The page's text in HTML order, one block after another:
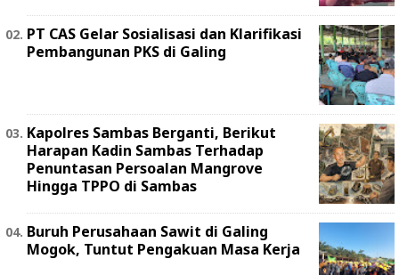
PT CAS Gelar Sosialisasi dan Klarifikasi
Pembangunan PKS di Galing
Kapolres Sambas Berganti, Berikut
Harapan Kadin Sambas Terhadap
Penuntasan Persoalan Mangrove
Hingga TPPO di Sambas
Buruh Perusahaan Sawit di Galing
Mogok, Tuntut Pengakuan Masa Kerja